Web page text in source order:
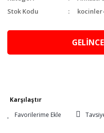
Stok Kodu
Karşılaştır